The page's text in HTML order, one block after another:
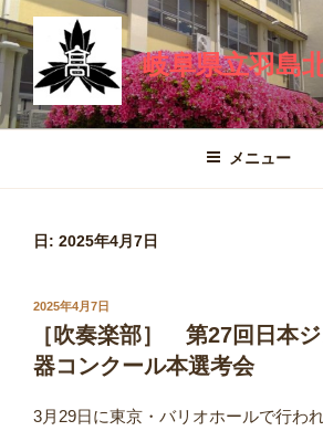
コ
ン
テ
ン
ツ
岐阜県立羽島
メニュー
日: 2025年4月7日
投
日:
2025年4月7日
［吹奏楽部］ 第27回日本
器コンクール本選考会
3月29日に東京・バリオホールで行わ